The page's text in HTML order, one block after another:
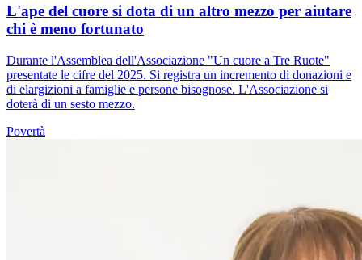
L'ape del cuore si dota di un altro mezzo per aiutare
chi è meno fortunato
Durante l'Assemblea dell'Associazione "Un cuore a Tre Ruote"
presentate le cifre del 2025. Si registra un incremento di donazioni e
di elargizioni a famiglie e persone bisognose. L'Associazione si
doterà di un sesto mezzo.
Povertà